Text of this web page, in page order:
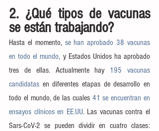
2. ¿Qué tipos de vacunas
se están trabajando?
Hasta el momento, se han aprobado 38 vacunas
en todo el mundo, y Estados Unidos ha aprobado
tres de ellas. Actualmente hay 195 vacunas
candidatas en diferentes etapas de desarrollo en
todo el mundo, de las cuales 41 se encuentran en
ensayos clínicos en EE.UU. Las vacunas contra el